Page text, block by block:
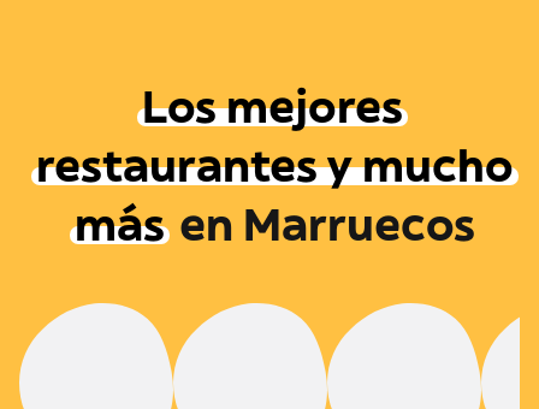
Los mejores
restaurantes y mucho
másen Marruecos